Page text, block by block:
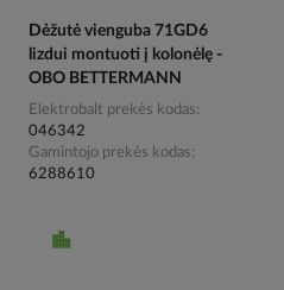
Dėžutė vienguba 71GD6
lizdui montuoti į kolonėlę -
OBO BETTERMANN
Elektrobalt prekės kodas
046342
Gamintojo prekės kodas
6288610